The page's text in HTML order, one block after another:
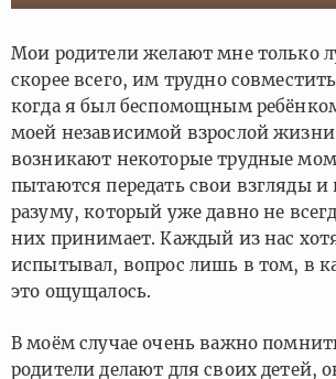
Мои родители желают мне только
скорее всего, им трудно
когда я был беспомощным
моей независимой взрослой
возникают некоторые трудные
пытаются передать свои взгляды
разуму, который уже давно не
них принимает. Каждый из нас
испытывал, вопрос лишь в том, в
это ощущалось.
В моём случае очень важно
родители делают для своих детей,